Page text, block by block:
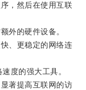
，然后在使用互联
的硬件设备。
、更稳定的网络连
度的强大工具。
著提高互联网的访